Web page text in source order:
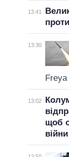
13:41
13:30
Freya
13:02
щоб